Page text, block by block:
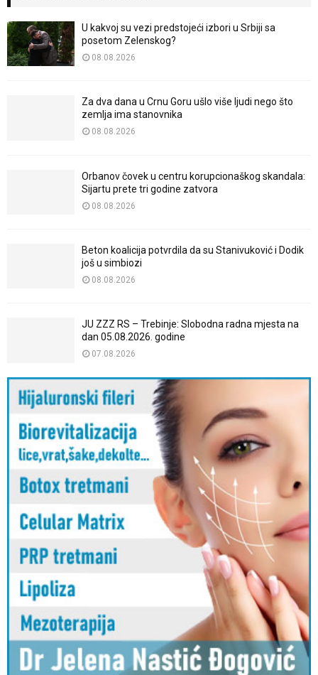
U kakvoj su vezi predstojeći izbori u Srbiji sa
posetom Zelenskog?
08.08.2026
Za dva dana u Crnu Goru ušlo više ljudi nego što
zemlja ima stanovnika
08.08.2026
Orbanov čovek u centru korupcionaškog skandala:
Sijartu prete tri godine zatvora
08.08.2026
Beton koalicija potvrdila da su Stanivuković i Dodik
još u simbiozi
08.08.2026
JU ZZZ RS – Trebinje: Slobodna radna mjesta na
dan 05.08.2026. godine
07.08.2026